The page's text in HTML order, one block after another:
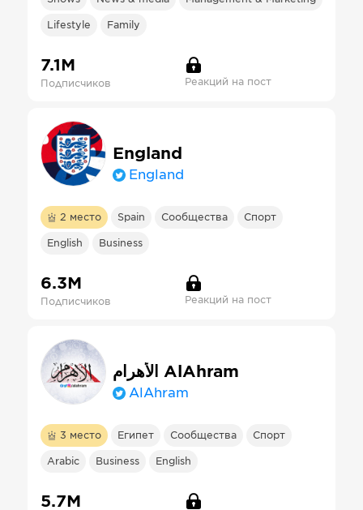
Lifestyle Family
7.1М
Подписчиков Реакций на пост
England
England
2 место Spain Сообщества Спорт
English Business
6.3М
Подписчиков Реакций на пост
الأهرام AlAhram
AlAhram
3 место Египет Сообщества Спорт
Arabic Business English
5.7М